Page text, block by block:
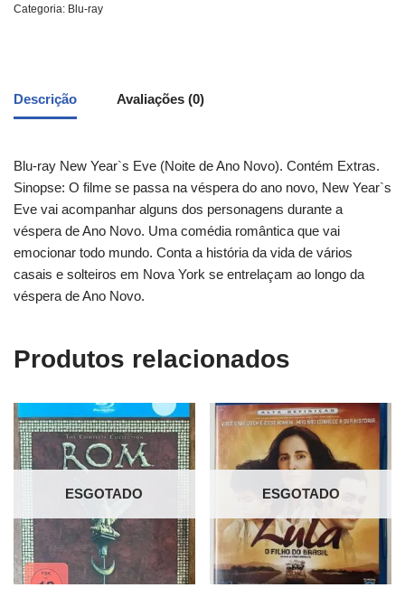
Categoria: Blu-ray
Descrição Avaliações (0)
Blu-ray New Year`s Eve (Noite de Ano Novo). Contém Extras.
Sinopse: O filme se passa na véspera do ano novo, New Year`s
Eve vai acompanhar alguns dos personagens durante a
véspera de Ano Novo. Uma comédia romântica que vai
emocionar todo mundo. Conta a história da vida de vários
casais e solteiros em Nova York se entrelaçam ao longo da
véspera de Ano Novo.
Produtos relacionados
ESGOTADO ESGOTADO